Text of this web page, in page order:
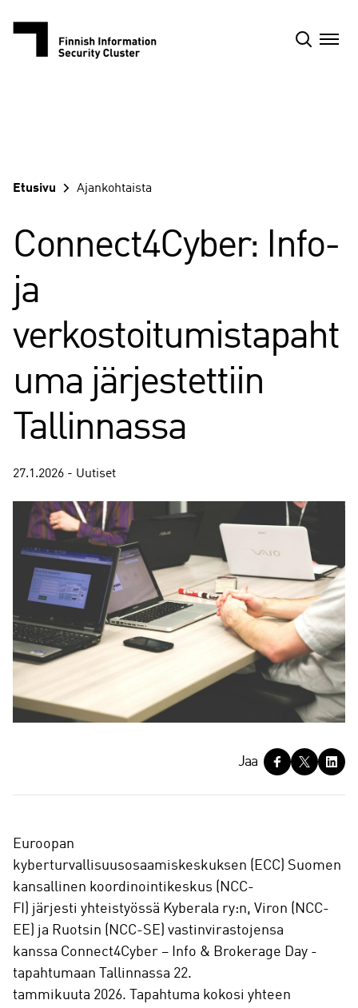
Etusivu Ajankohtaista
Connect4Cyber: Info-
ja
verkostoitumistapaht
uma järjestettiin
Tallinnassa
27.1.2026 - Uutiset
a
Jaa
Euroopan
kyberturvallisuusosaamiskeskuksen (ECC) Suomen
kansallinen koordinointikeskus (NCC-
FI) järjesti yhteistyössä Kyberala ry:n, Viron (NCC-
EE) ja Ruotsin (NCC-SE) vastinvirastojensa
kanssa Connect4Cyber – Info & Brokerage Day -
tapahtumaan Tallinnassa 22.
tammikuuta 2026. Tapahtuma kokosi yhteen